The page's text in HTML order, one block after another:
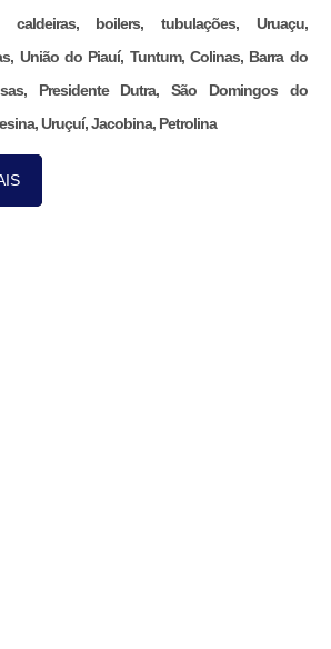
caldeiras, boilers, tubulações, Uruaçu,
União do Piauí, Tuntum, Colinas, Barra do
Presidente Dutra, São Domingos do
Uruçuí, Jacobina, Petrolina